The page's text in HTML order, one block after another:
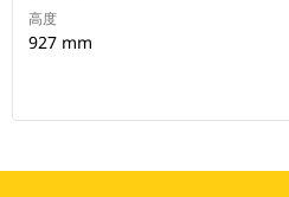
高度
927 mm